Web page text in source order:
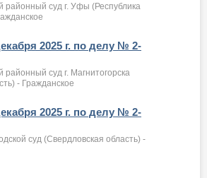
районный суд г. Уфы (Республика
2025 г. по делу № 2-
районный суд г. Магнитогорска
- Гражданское
2025 г. по делу № 2-
суд (Свердловская область) -